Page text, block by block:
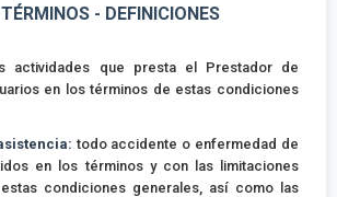
- DEFINICIONES
actividades que presta el Prestador de
en los términos de estas condiciones
todo accidente o enfermedad de
en los términos y con las limitaciones
condiciones generales, así como las